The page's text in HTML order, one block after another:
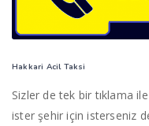
Hakkari Acil Taksi
Sizler de tek bir tıklama ile
ister şehir için isterseniz